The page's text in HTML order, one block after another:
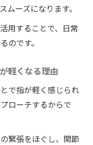
ムーズになります。
用することで、日常
のです。
軽くなる理由
で指が軽く感じられ
ローチするからで
緊張をほぐし、関節